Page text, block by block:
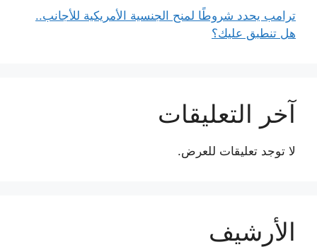
ترامب يحدد شروطًا لمنح الجنسية الأمريكية للأجانب..
هل تنطبق عليك؟
آخر التعليقات
لا توجد تعليقات للعرض.
الأرشيف